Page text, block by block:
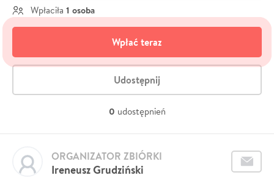
Wpłaciła 1 osoba
Wpłać teraz
Udostępnij
0 udostępnień
Ireneusz Grudziński
ORGANIZATOR ZBIÓRKI